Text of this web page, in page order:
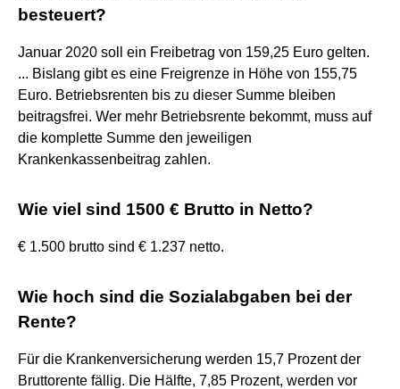
besteuert?
Januar 2020 soll ein Freibetrag von 159,25 Euro gelten.
... Bislang gibt es eine Freigrenze in Höhe von 155,75
Euro. Betriebsrenten bis zu dieser Summe bleiben
beitragsfrei. Wer mehr Betriebsrente bekommt, muss auf
die komplette Summe den jeweiligen
Krankenkassenbeitrag zahlen.
Wie viel sind 1500 € Brutto in Netto?
€ 1.500 brutto sind € 1.237 netto.
Wie hoch sind die Sozialabgaben bei der
Rente?
Für die Krankenversicherung werden 15,7 Prozent der
Bruttorente fällig. Die Hälfte, 7,85 Prozent, werden vor